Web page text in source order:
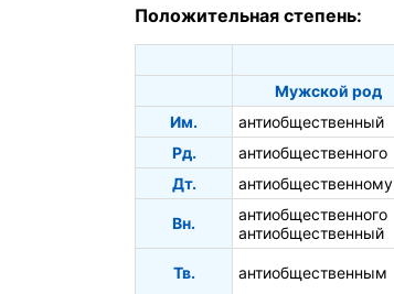
Положительная степень:
Мужской род
Им.
антиобщественный
Рд.
антиобщественного
Дт.
антиобщественному
Вн.
антиобщественного
антиобщественный
Тв. антиобщественным